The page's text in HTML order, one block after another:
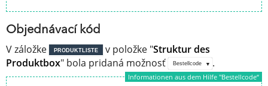
Objednávací kód
V záložke PRODUKTLISTE v položke "Struktur des
Produktbox" bola pridaná možnosť Bestellcode .
Informationen aus dem Hilfe "Bestellcode“